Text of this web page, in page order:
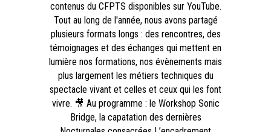
contenus du CFPTS disponibles sur YouTube.
Tout au long de l'année, nous avons partagé
plusieurs formats longs : des rencontres, des
témoignages et des échanges qui mettent en
lumière nos formations, nos évènements mais
plus largement les métiers techniques du
spectacle vivant et celles et ceux qui les font
vivre. 🎥 Au programme : le Workshop Sonic
Bridge, la capatation des dernières